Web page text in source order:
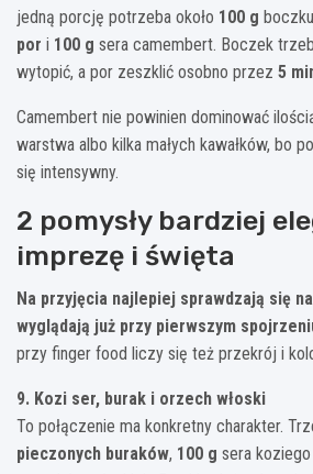
jedną porcję potrzeba około 100 g
por i 100 g sera camembert. Boczek
wytopić, a por zeszklić osobno przez 5
Camembert nie powinien dominować
warstwa albo kilka małych kawałków, bo
się intensywny.
2 pomysły bardziej
imprezę i święta
Na przyjęcia najlepiej sprawdzają się
wyglądają już przy pierwszym
przy finger food liczy się też przekrój i
9. Kozi ser, burak i orzech włoski
To połączenie ma konkretny charakter.
pieczonych buraków, 100 g sera